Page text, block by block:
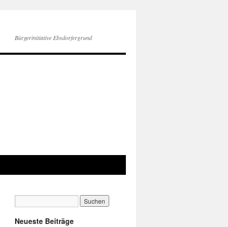
Bürgerinitiative Ebsdorfergrund
Neueste Beiträge